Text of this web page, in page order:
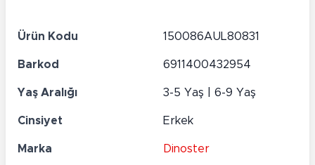
Ürün Kodu 150086AUL80831
Barkod 6911400432954
Yaş Aralığı 3-5 Yaş | 6-9 Yaş
Cinsiyet Erkek
Marka Dinoster